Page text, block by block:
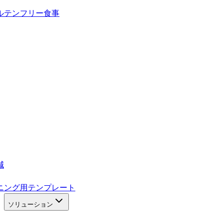
テンフリー食事
ング用テンプレート
ソリューション